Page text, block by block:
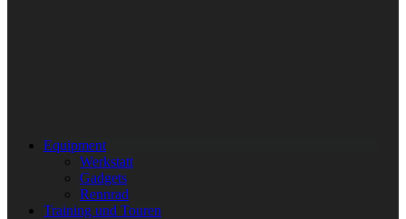
Equipment
Werkstatt
Gadgets
Rennrad
Training und Touren